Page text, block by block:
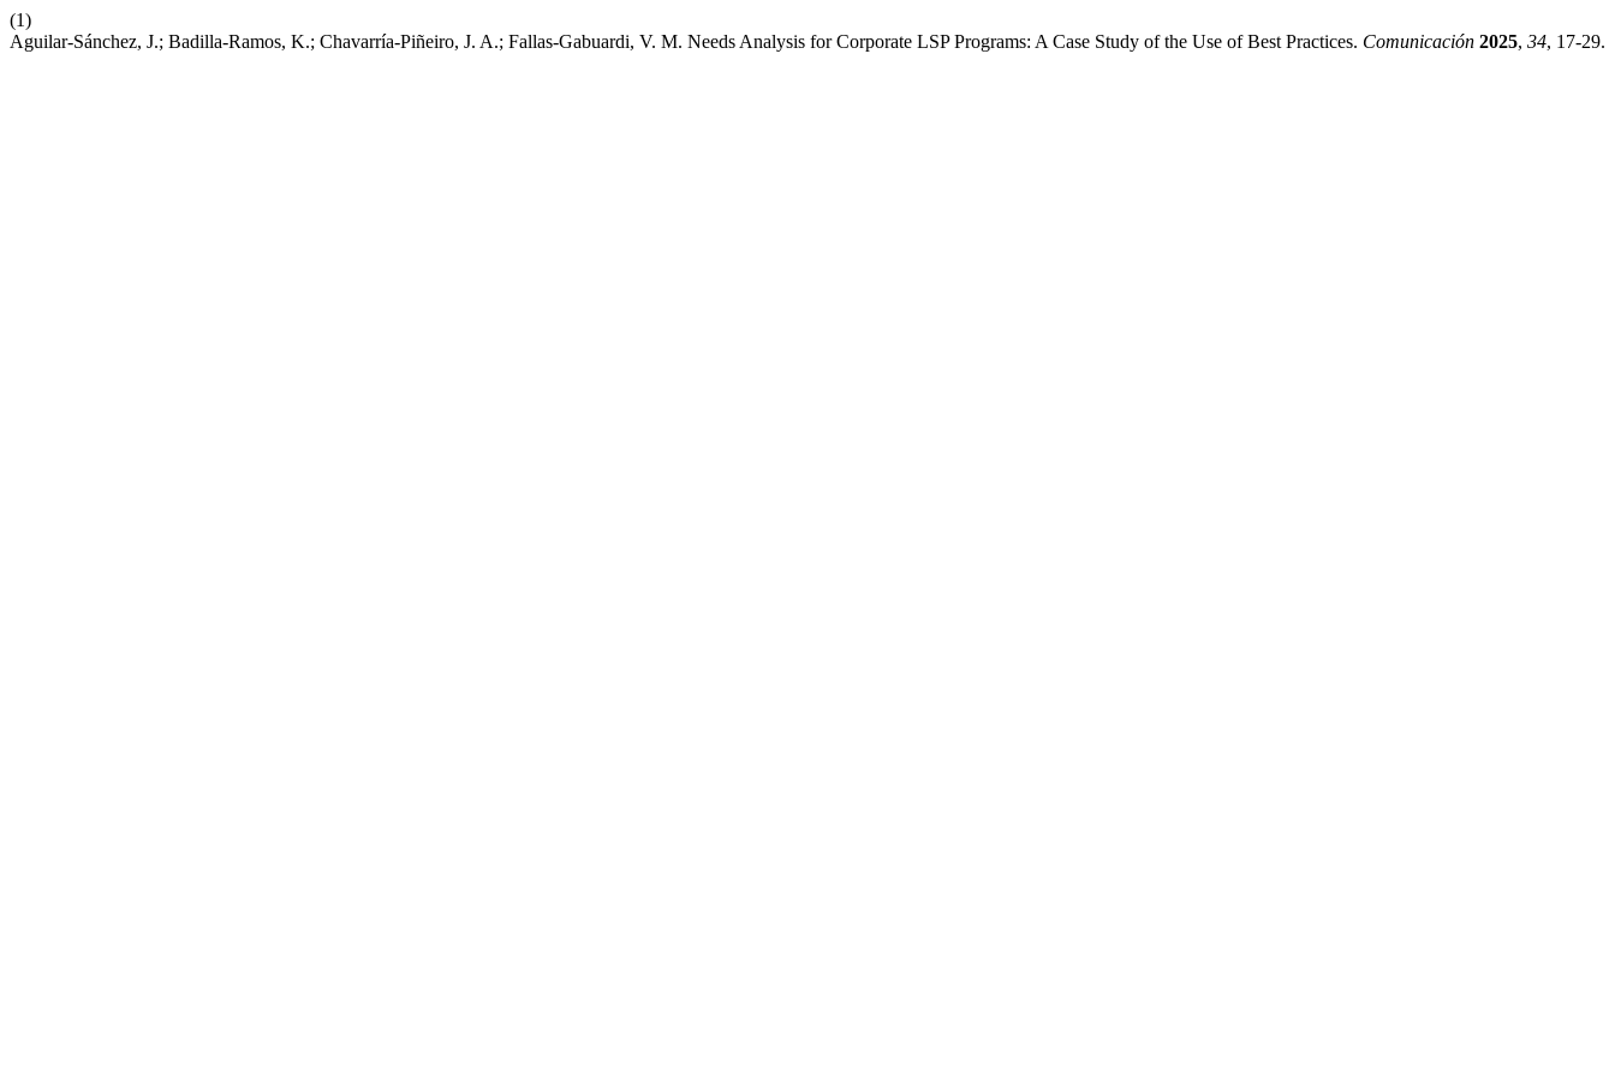
(1)
Aguilar-Sánchez, J.; Badilla-Ramos, K.; Chavarría-Piñeiro, J. A.; Fallas-Gabuardi, V. M. Needs Analysis for Corporate LSP Programs: A Case Study of the Use of Best Practices. Comunicación 2025, 34, 17-29.